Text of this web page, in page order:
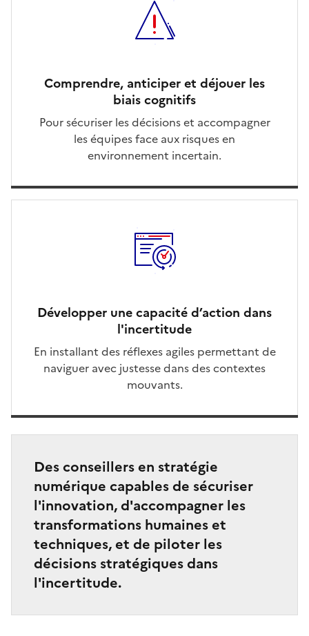
Comprendre, anticiper et déjouer les
biais cognitifs
Pour sécuriser les décisions et accompagner
les équipes face aux risques en
environnement incertain.
Développer une capacité d’action dans
l'incertitude
En installant des réflexes agiles permettant de
naviguer avec justesse dans des contextes
mouvants.
Des conseillers en stratégie
numérique capables de sécuriser
l'innovation, d'accompagner les
transformations humaines et
techniques, et de piloter les
décisions stratégiques dans
l'incertitude.